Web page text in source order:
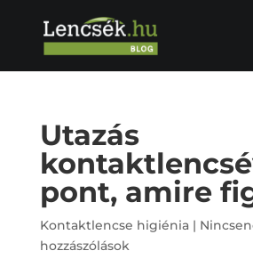
Utazás
pont, amire
Kontaktlencse higiénia|
hozzászólások